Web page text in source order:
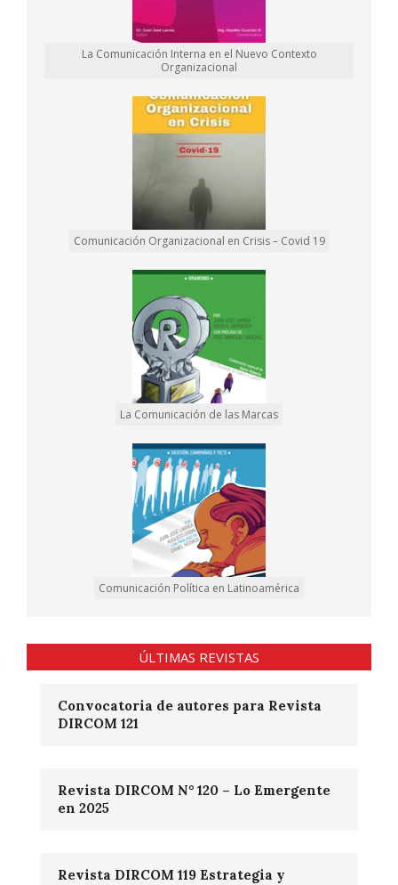
La Comunicación Interna en el Nuevo Contexto
Organizacional
Comunicación Organizacional en Crisis – Covid 19
La Comunicación de las Marcas
Comunicación Política en Latinoamérica
ÚLTIMAS REVISTAS
Convocatoria de autores para Revista
DIRCOM 121
Revista DIRCOM N° 120 – Lo Emergente
en 2025
Revista DIRCOM 119 Estrategia y